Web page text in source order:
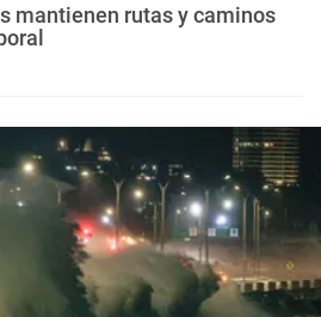
mantienen rutas y caminos